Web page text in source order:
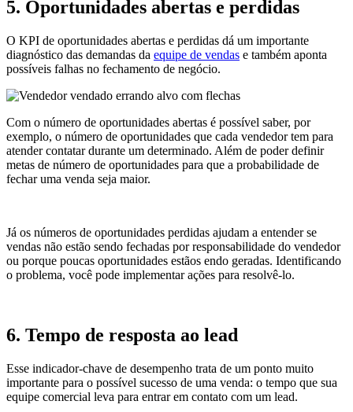
5. Oportunidades abertas e perdidas
O KPI de oportunidades abertas e perdidas dá um importante
diagnóstico das demandas da equipe de vendas e também aponta
possíveis falhas no fechamento de negócio.
Com o número de oportunidades abertas é possível saber, por
exemplo, o número de oportunidades que cada vendedor tem para
atender contatar durante um determinado. Além de poder definir
metas de número de oportunidades para que a probabilidade de
fechar uma venda seja maior.
Já os números de oportunidades perdidas ajudam a entender se
vendas não estão sendo fechadas por responsabilidade do vendedor
ou porque poucas oportunidades estãos endo geradas. Identificando
o problema, você pode implementar ações para resolvê-lo.
6. Tempo de resposta ao lead
Esse indicador-chave de desempenho trata de um ponto muito
importante para o possível sucesso de uma venda: o tempo que sua
equipe comercial leva para entrar em contato com um lead.